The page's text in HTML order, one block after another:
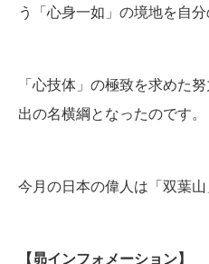
う「心身一如」の境地を自分
「心技体」の極致を求めた
出の名横綱となったのです。
今月の日本の偉人は「双葉山
【昴インフォメーション】